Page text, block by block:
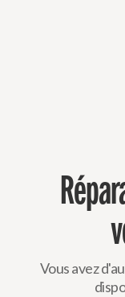
Vous avez